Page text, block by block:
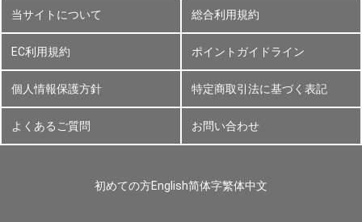
当サイトについて 総合利用規約
EC利用規約 ポイントガイドライン
個人情報保護方針 特定商取引法に基づく表記
よくあるご質問 お問い合わせ
初めての方English简体字繁体中文